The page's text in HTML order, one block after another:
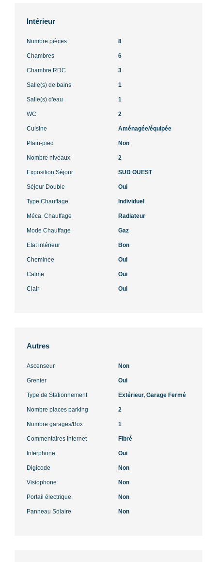
Intérieur
Nombre pièces 8
Chambres 6
Chambre RDC 3
Salle(s) de bains 1
Salle(s) d'eau 1
WC 2
Cuisine Aménagée/équipée
Plain-pied Non
Nombre niveaux 2
Exposition Séjour SUD OUEST
Séjour Double Oui
Type Chauffage Individuel
Méca. Chauffage Radiateur
Mode Chauffage Gaz
Etat intérieur Bon
Cheminée Oui
Calme Oui
Clair Oui
Autres
Ascenseur Non
Grenier Oui
Type de Stationnement Extérieur, Garage Fermé
Nombre places parking 2
Nombre garages/Box 1
Commentaires internet Fibré
Interphone Oui
Digicode Non
Visiophone Non
Portail électrique Non
Panneau Solaire Non